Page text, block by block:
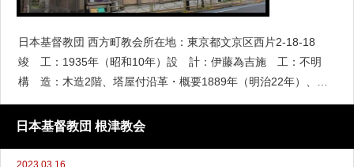
日本基督教団 西方町教会所在地：東京都文京区西片2-18-18
竣 工：1935年（昭和10年）設 計：伊藤為吉施 工：不明
構 造：木造2階、塔屋付沿革・概要1889年（明治22年）、本
郷区東片町に「日本メソジスト駒込教会」として創立されまし
た。1896年（明治29
日本基督教団 根津教会
2023.03.16